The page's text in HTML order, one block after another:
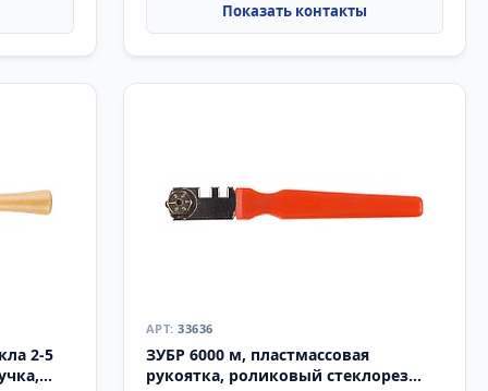
2-5
33636
ЗУБР 6000 м, пластмассовая
рукоятка, роликовый стеклорез